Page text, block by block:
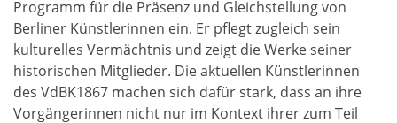
Programm für die Präsenz und Gleichstellung von
Berliner Künstlerinnen ein. Er pflegt zugleich sein
kulturelles Vermächtnis und zeigt die Werke seiner
historischen Mitglieder. Die aktuellen Künstlerinnen
des VdBK1867 machen sich dafür stark, dass an ihre
Vorgängerinnen nicht nur im Kontext ihrer zum Teil